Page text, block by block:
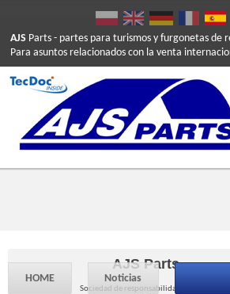
AJS Parts - partes para turismos y furgonetas de
Para asuntos relacionados con la venta
HOME Noticias
AJS Parts
Sociedad de responsabilidad limitada